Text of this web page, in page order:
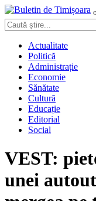
Actualitate
Politică
Administrație
Economie
Sănătate
Cultură
Educație
Editorial
Social
VEST:
unei